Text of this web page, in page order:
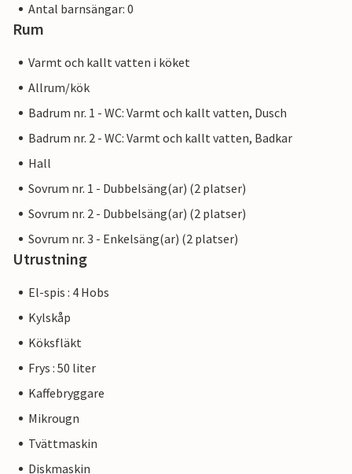
Antal barnsängar: 0
Rum
Varmt och kallt vatten i köket
Allrum/kök
Badrum nr. 1 - WC: Varmt och kallt vatten, Dusch
Badrum nr. 2 - WC: Varmt och kallt vatten, Badkar
Hall
Sovrum nr. 1 - Dubbelsäng(ar) (2 platser)
Sovrum nr. 2 - Dubbelsäng(ar) (2 platser)
Sovrum nr. 3 - Enkelsäng(ar) (2 platser)
Utrustning
El-spis : 4 Hobs
Kylskåp
Köksfläkt
Frys : 50 liter
Kaffebryggare
Mikrougn
Tvättmaskin
Diskmaskin